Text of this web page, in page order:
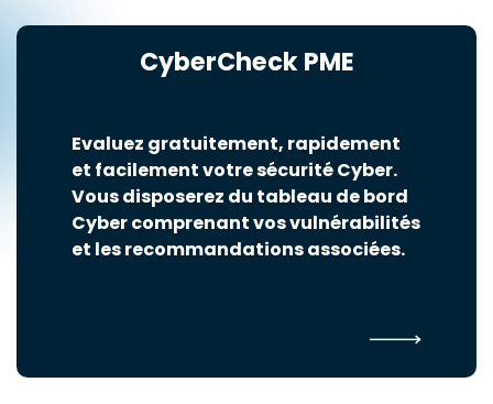
CyberCheck PME
Evaluez gratuitement, rapidement
et facilement votre sécurité Cyber.
Vous disposerez du tableau de bord
Cyber comprenant vos vulnérabilités
et les recommandations associées.